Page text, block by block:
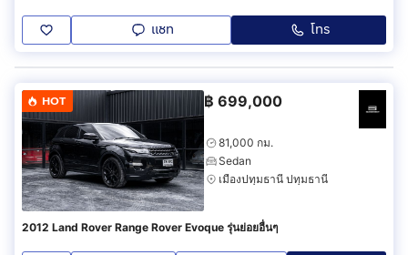
แชท โทร
HOT ฿ 699,000
81,000 กม.
Sedan
เมืองปทุมธานี ปทุมธานี
2012 Land Rover Range Rover Evoque รุ่นย่อยอื่นๆ